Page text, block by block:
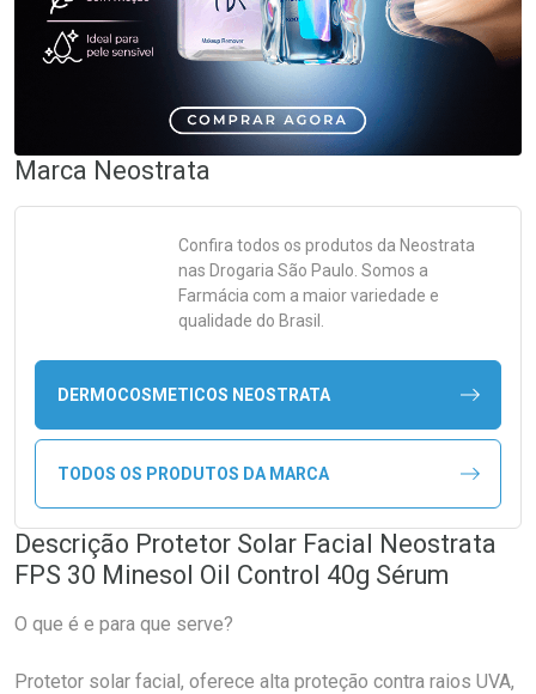
Marca Neostrata
Confira todos os produtos da Neostrata
nas Drogaria São Paulo. Somos a
Farmácia com a maior variedade e
qualidade do Brasil.
DERMOCOSMETICOS NEOSTRATA
TODOS OS PRODUTOS DA MARCA
Descrição Protetor Solar Facial Neostrata
FPS 30 Minesol Oil Control 40g Sérum
O que é e para que serve?
Protetor solar facial, oferece alta proteção contra raios UVA,